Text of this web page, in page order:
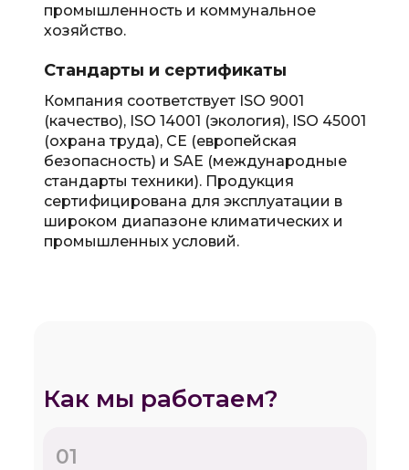
промышленность и коммунальное
хозяйство.
Компания соответствует ISO 9001
(качество), ISO 14001 (экология), ISO 45001
(охрана труда), CE (европейская
безопасность) и SAE (международные
стандарты техники). Продукция
сертифицирована для эксплуатации в
широком диапазоне климатических и
промышленных условий.
Стандарты и сертификаты
Как мы работаем?
01